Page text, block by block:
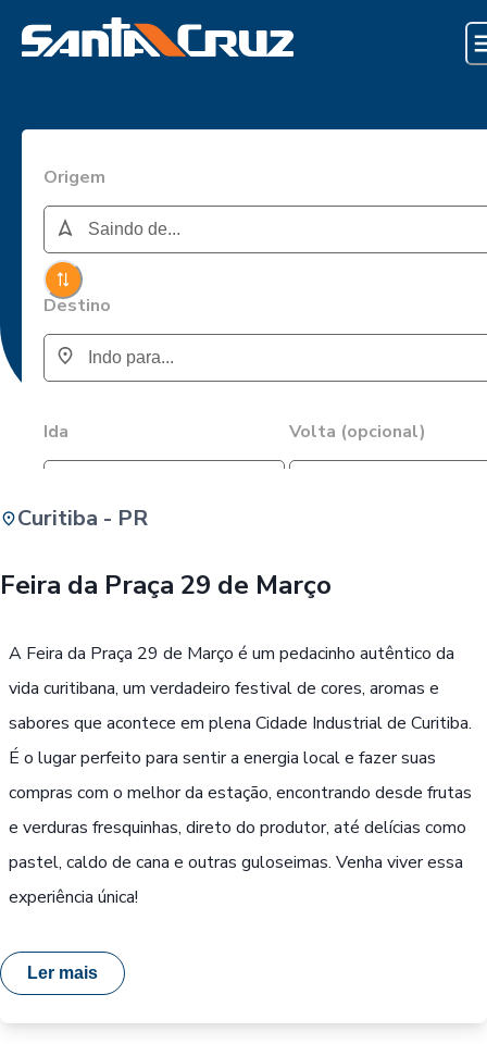
Origem
Destino
Ida Volta (opcional)
Curitiba - PR
Feira da Praça 29 de Março
A Feira da Praça 29 de Março é um pedacinho autêntico da
vida curitibana, um verdadeiro festival de cores, aromas e
sabores que acontece em plena Cidade Industrial de Curitiba.
É o lugar perfeito para sentir a energia local e fazer suas
compras com o melhor da estação, encontrando desde frutas
e verduras fresquinhas, direto do produtor, até delícias como
pastel, caldo de cana e outras guloseimas. Venha viver essa
experiência única!
Ler mais